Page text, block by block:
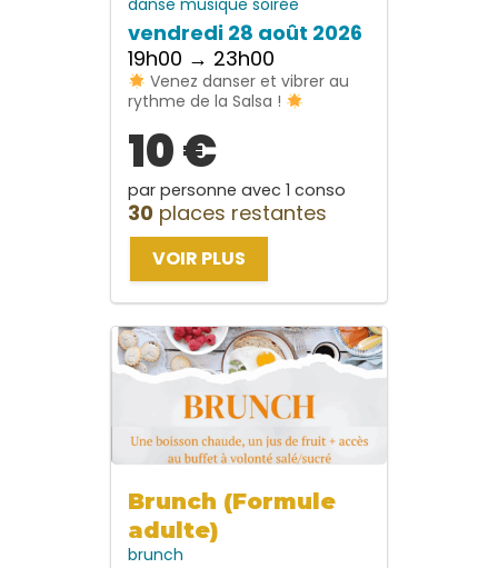
danse musique soirée
vendredi 28 août 2026
19h00 → 23h00
Venez danser et vibrer au
rythme de la Salsa !
10 €
par personne avec 1 conso
30 places restantes
VOIR PLUS
Brunch (Formule
adulte)
brunch